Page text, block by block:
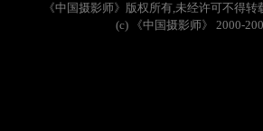
《中国摄影师》版权所有,未经许可不得转
(c)
《中国摄影师》 2000-200